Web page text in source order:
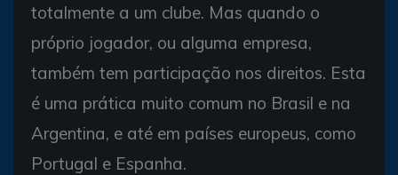
totalmente a um clube. Mas quando o
próprio jogador, ou alguma empresa,
também tem participação nos direitos. Esta
é uma prática muito comum no Brasil e na
Argentina, e até em países europeus, como
Portugal e Espanha.